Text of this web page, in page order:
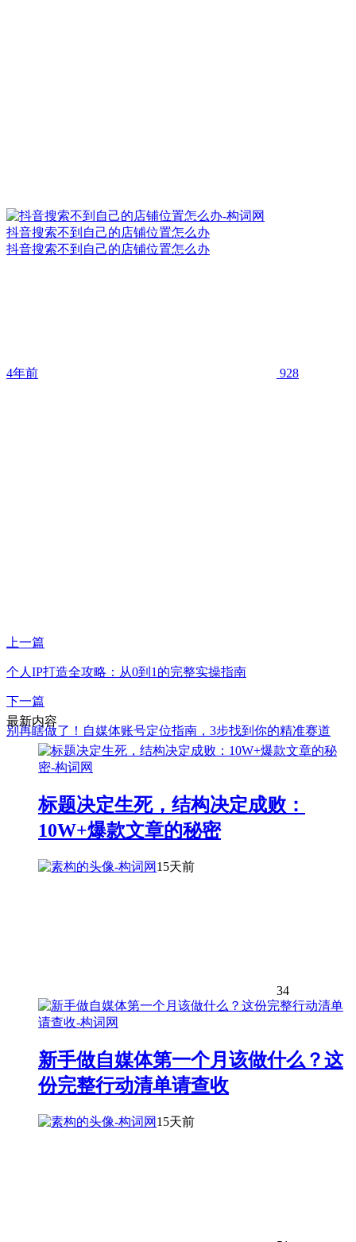
抖音搜索不到自己的店铺位置怎么办
抖音搜索不到自己的店铺位置怎么办
4年前 928
上一篇
个人IP打造全攻略：从0到1的完整实操指南
下一篇
别再瞎做了！自媒体账号定位指南，3步找到你的精准赛道
最新内容
标题决定生死，结构决定成败：
10W+爆款文章的秘密
15天前
34
新手做自媒体第一个月该做什么？这
份完整行动清单请查收
15天前